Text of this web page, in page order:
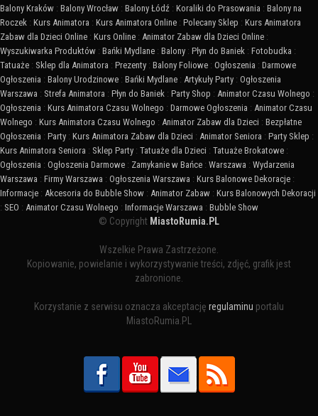
Balony Kraków : Balony Wrocław : Balony Łódź : Koraliki do Prasowania : Balony na
Roczek : Kurs Animatora : Kurs Animatora Online : Polecany Sklep : Kurs Animatora
Zabaw dla Dzieci Online : Kurs Online : Animator Zabaw dla Dzieci Online :
Wyszukiwarka Produktów : Bańki Mydlane : Balony : Płyn do Baniek : Fotobudka :
Tatuaże : Sklep dla Animatora : Prezenty : Balony Foliowe : Ogłoszenia : Darmowe
Ogłoszenia : Balony Urodzinowe : Bańki Mydlane : Artykuły Party : Ogłoszenia
Warszawa : Strefa Animatora : Płyn do Baniek : Party Shop : Animator Czasu Wolnego :
Ogłoszenia : Kurs Animatora Czasu Wolnego : Darmowe Ogłoszenia : Animator Czasu
Wolnego : Kurs Animatora Czasu Wolnego : Animator Zabaw dla Dzieci : Bezpłatne
Ogłoszenia : Party : Kurs Animatora Zabaw dla Dzieci : Animator Seniora : Party Sklep :
Kurs Animatora Seniora : Sklep Party : Tatuaże dla Dzieci : Tatuaże Brokatowe :
Ogłoszenia : Ogłoszenia Darmowe : Zamykanie w Bańce : Warszawa : Wydarzenia
Warszawa : Firmy Warszawa : Ogłoszenia Warszawa : Kurs Balonowe Dekoracje :
Informacje : Akcesoria do Bubble Show : Animator Zabaw : Kurs Balonowych Dekoracji
: SEO : Animator Czasu Wolnego : Informacje Warszawa : Bubble Show
© Copyright MiastoRumia.PL
Wszelkie Prawa Zastrzeżone.
Kopiowanie, powielanie i wykorzystywanie treści, zdjęć, grafik jest
zabronione.
Korzystanie z serwisu oznacza akceptację regulaminu portalu
MiastoRumia.PL